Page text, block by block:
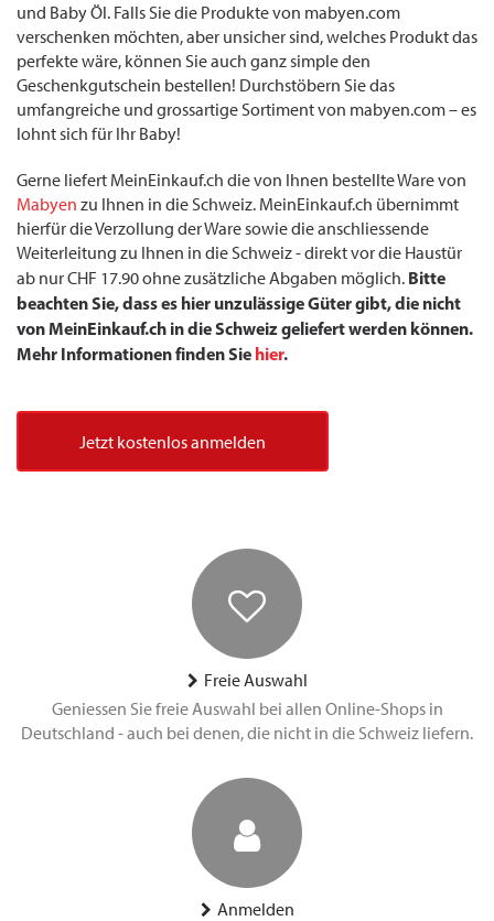
und Baby Öl. Falls Sie die Produkte von mabyen.com
verschenken möchten, aber unsicher sind, welches Produkt das
perfekte wäre, können Sie auch ganz simple den
Geschenkgutschein bestellen! Durchstöbern Sie das
umfangreiche und grossartige Sortiment von mabyen.com – es
lohnt sich für Ihr Baby!
Gerne liefert MeinEinkauf.ch die von Ihnen bestellte Ware von
Mabyen zu Ihnen in die Schweiz. MeinEinkauf.ch übernimmt
hierfür die Verzollung der Ware sowie die anschliessende
Weiterleitung zu Ihnen in die Schweiz - direkt vor die Haustür
ab nur CHF 17.90 ohne zusätzliche Abgaben möglich. Bitte
beachten Sie, dass es hier unzulässige Güter gibt, die nicht
von MeinEinkauf.ch in die Schweiz geliefert werden können.
Mehr Informationen finden Sie hier.
Jetzt kostenlos anmelden
Freie Auswahl
Geniessen Sie freie Auswahl bei allen Online-Shops in
Deutschland - auch bei denen, die nicht in die Schweiz liefern.
Anmelden